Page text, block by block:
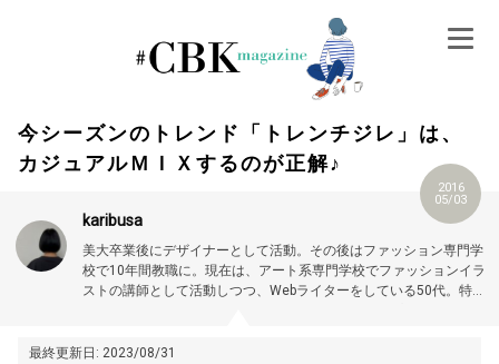
今シーズンのトレンド「トレンチジレ」は、
カジュアルＭＩＸするのが正解♪
2016
05/03
karibusa
美大卒業後にデザイナーとして活動。その後はファッション専門学
校で10年間教職に。現在は、アート系専門学校でファッションイラ
ストの講師として活動しつつ、Webライターをしている50代。特に
最終更新日: 2023/08/31